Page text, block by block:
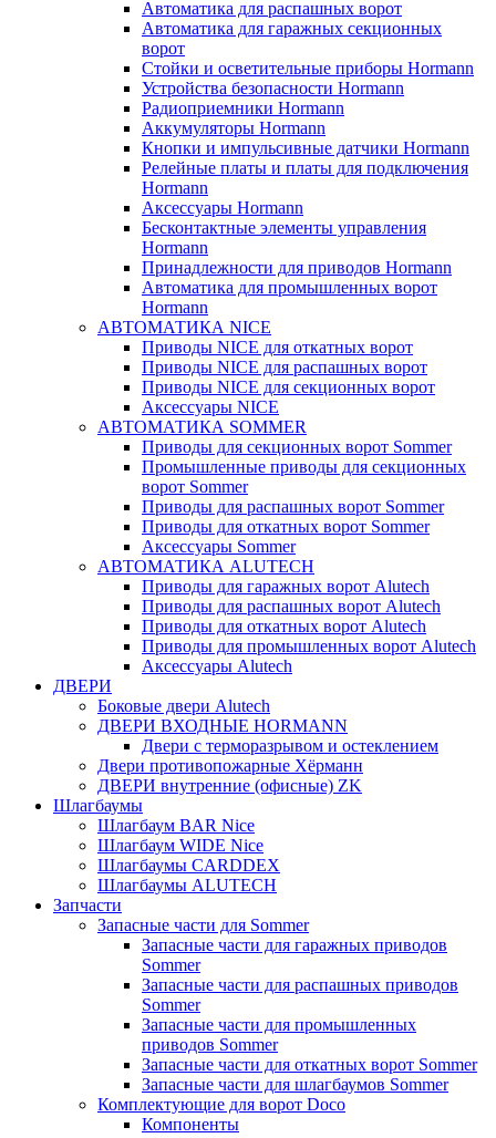
Автоматика для распашных ворот
Автоматика для гаражных секционных
ворот
Стойки и осветительные приборы Hormann
Устройства безопасности Hormann
Радиоприемники Hormann
Аккумуляторы Hormann
Кнопки и импульсивные датчики Hormann
Релейные платы и платы для подключения
Hormann
Аксессуары Hormann
Бесконтактные элементы управления
Hormann
Принадлежности для приводов Hormann
Автоматика для промышленных ворот
Hormann
АВТОМАТИКА NICE
Приводы NICE для откатных ворот
Приводы NICE для распашных ворот
Приводы NICE для секционных ворот
Аксессуары NICE
АВТОМАТИКА SOMMER
Приводы для секционных ворот Sommer
Промышленные приводы для секционных
ворот Sommer
Приводы для распашных ворот Sommer
Приводы для откатных ворот Sommer
Аксессуары Sommer
АВТОМАТИКА ALUTECH
Приводы для гаражных ворот Alutech
Приводы для распашных ворот Alutech
Приводы для откатных ворот Alutech
Приводы для промышленных ворот Alutech
Аксессуары Alutech
ДВЕРИ
Боковые двери Alutech
ДВЕРИ ВХОДНЫЕ HORMANN
Двери с терморазрывом и остеклением
Двери противопожарные Хёрманн
ДВЕРИ внутренние (офисные) ZK
Шлагбаумы
Шлагбаум BAR Nice
Шлагбаум WIDE Nice
Шлагбаумы CARDDEX
Шлагбаумы ALUTECH
Запчасти
Запасные части для Sommer
Запасные части для гаражных приводов
Sommer
Запасные части для распашных приводов
Sommer
Запасные части для промышленных
приводов Sommer
Запасные части для откатных ворот Sommer
Запасные части для шлагбаумов Sommer
Комплектующие для ворот Doco
Компоненты